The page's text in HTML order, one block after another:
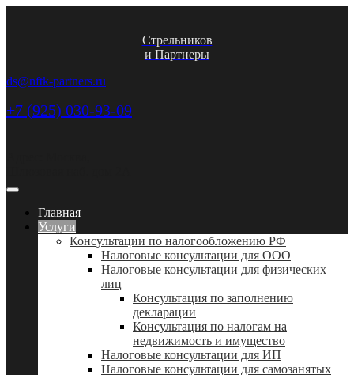
Стрельников
и Партнеры
ds@nftk-partners.ru
+7 (925) 030-93-09
Главная
Услуги
Консультации по налогообложению РФ
Налоговые консультации для ООО
Налоговые консультации для физических
лиц
Консультация по заполнению
декларации
Консультация по налогам на
недвижимость и имущество
Налоговые консультации для ИП
Налоговые консультации для самозанятых